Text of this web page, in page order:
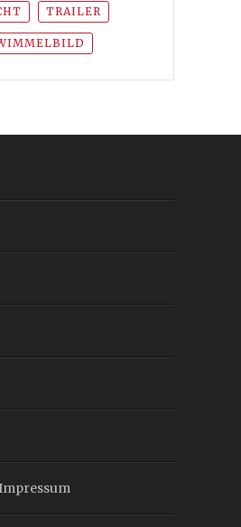
TRAILER